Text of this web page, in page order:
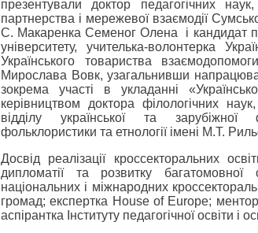
презентували доктор педагогічних
партнерства і мережевої взаємодії
С. Макаренка Семеног Олена і кандидат
університету, учителька-волонтерка
Українського товариства
Мирослава Вовк, узагальнивши
зокрема участі в укладанні
керівництвом доктора філологічних
відділу української та зарубіжної
фольклористики та етнології імені М.Т.
Досвід реалізації кроссекторальних
дипломатії та розвитку
національних і міжнародних
громад; експертка House of Europe;
аспірантка Інституту педагогічної освіти